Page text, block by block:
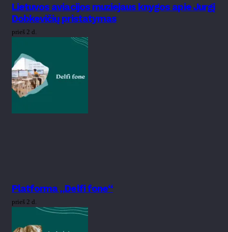
Lietuvos aviacijos muziejaus knygos apie Jurgį
Dobkevičių pristatymas
prieš 2 d.
Platforma „Delfi fone“
prieš 2 d.